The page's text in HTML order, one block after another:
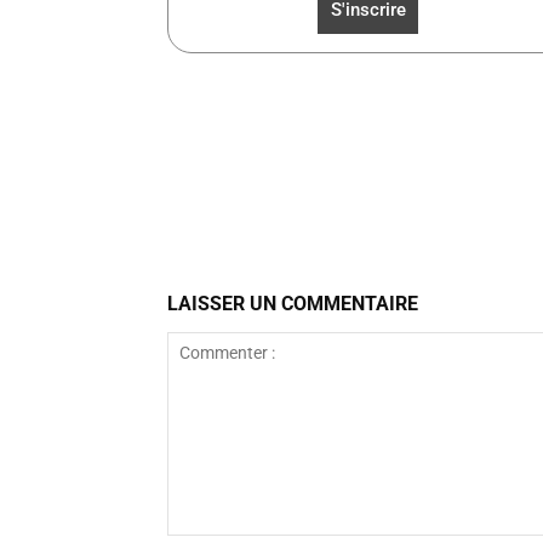
LAISSER UN COMMENTAIRE